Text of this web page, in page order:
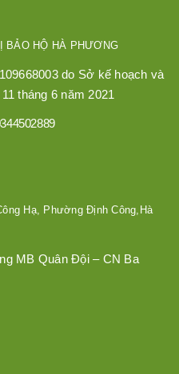
BẢO HỘ HÀ PHƯƠNG
do Sở kế hoạch và
tháng 6 năm 2021
Hạ, Phường Định Công,Hà
MB Quân Đội – CN Ba